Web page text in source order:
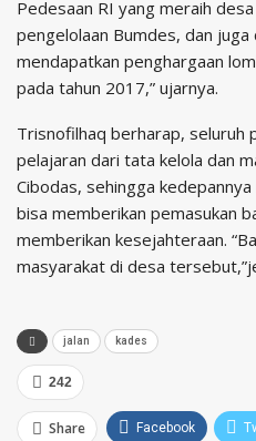
Pedesaan RI yang meraih
pengelolaan Bumdes, dan
mendapatkan penghargaan
pada tahun 2017,” ujarnya.
Trisnofilhaq berharap, seluruh
pelajaran dari tata kelola dan
Cibodas, sehingga
bisa memberikan pemasukan
memberikan kesejahteraan.
masyarakat di desa
jalan kades
242
Share Facebook